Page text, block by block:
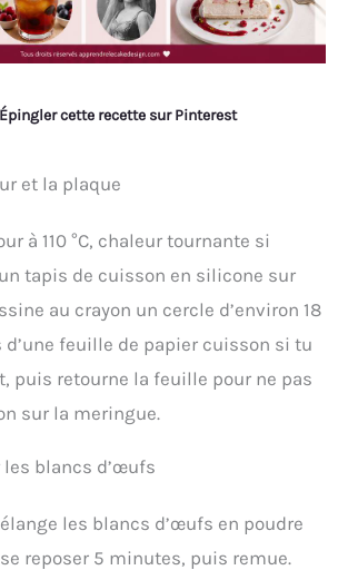
cette recette sur Pinterest
et la plaque
à 110 °C, chaleur tournante si
tapis de cuisson en silicone sur
au crayon un cercle d’environ 18
d’une feuille de papier cuisson si tu
puis retourne la feuille pour ne pas
sur la meringue.
les blancs d’œufs
les blancs d’œufs en poudre
reposer 5 minutes, puis remue.